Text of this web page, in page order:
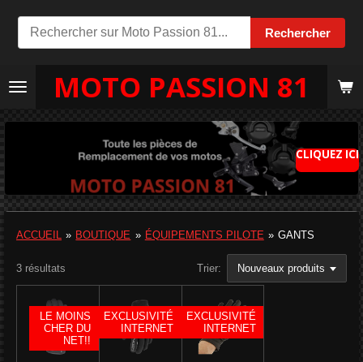
Rechercher
Passer
au
principal
MOTO PASSION 81
CLIQUEZ ICI
ACCUEIL » BOUTIQUE » ÉQUIPEMENTS PILOTE » GANTS
3 résultats Trier:
LE MOINS
CHER DU
NET!!
EXCLUSIVITÉ
INTERNET
EXCLUSIVITÉ
INTERNET